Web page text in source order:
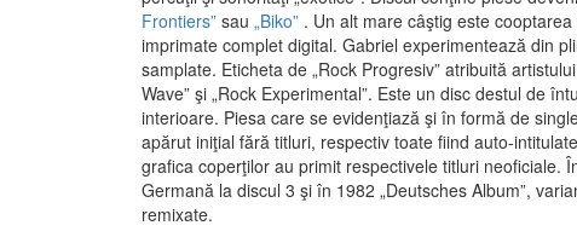
Frontiers” sau „Biko” . Un alt mare câştig este
imprimate complet digital. Gabriel experimentează din
samplate. Eticheta de „Rock Progresiv” atribuită
Wave” şi „Rock Experimental”. Este un disc destul de
interioare. Piesa care se evidenţiază şi în formă de
apărut iniţial fără titluri, respectiv toate fiind auto-
grafica coperţilor au primit respectivele titluri neoficiale.
Germană la discul 3 şi în 1982 „Deutsches Album”,
remixate.